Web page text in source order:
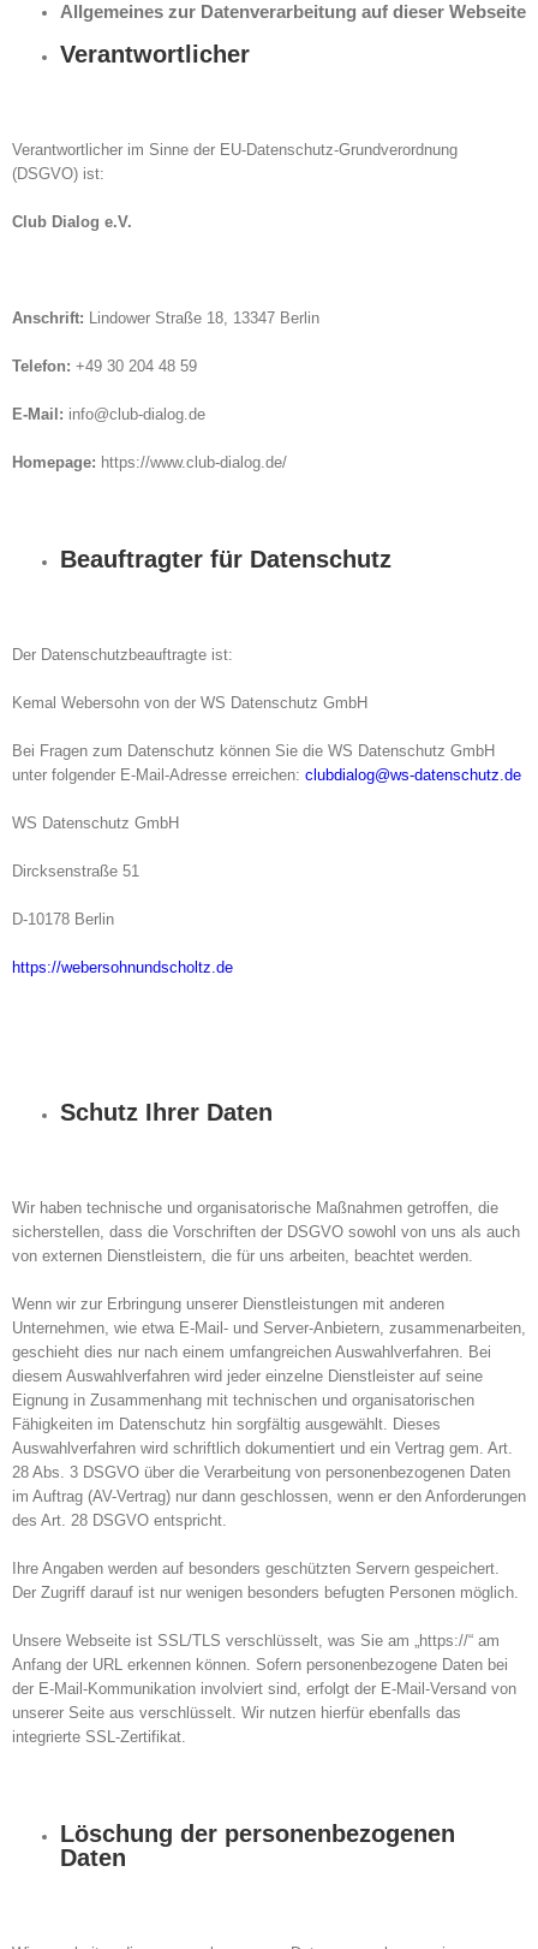
Allgemeines zur Datenverarbeitung auf dieser Webseite
Verantwortlicher
Verantwortlicher im Sinne der EU-Datenschutz-Grundverordnung
(DSGVO) ist:
Club Dialog e.V.
Anschrift: Lindower Straße 18, 13347 Berlin
Telefon: +49 30 204 48 59
E-Mail: info@club-dialog.de
Homepage: https://www.club-dialog.de/
Beauftragter für Datenschutz
Der Datenschutzbeauftragte ist:
Kemal Webersohn von der WS Datenschutz GmbH
Bei Fragen zum Datenschutz können Sie die WS Datenschutz GmbH
unter folgender E-Mail-Adresse erreichen: clubdialog@ws-datenschutz.de
WS Datenschutz GmbH
Dircksenstraße 51
D-10178 Berlin
https://webersohnundscholtz.de
Schutz Ihrer Daten
Wir haben technische und organisatorische Maßnahmen getroffen, die
sicherstellen, dass die Vorschriften der DSGVO sowohl von uns als auch
von externen Dienstleistern, die für uns arbeiten, beachtet werden.
Wenn wir zur Erbringung unserer Dienstleistungen mit anderen
Unternehmen, wie etwa E-Mail- und Server-Anbietern, zusammenarbeiten,
geschieht dies nur nach einem umfangreichen Auswahlverfahren. Bei
diesem Auswahlverfahren wird jeder einzelne Dienstleister auf seine
Eignung in Zusammenhang mit technischen und organisatorischen
Fähigkeiten im Datenschutz hin sorgfältig ausgewählt. Dieses
Auswahlverfahren wird schriftlich dokumentiert und ein Vertrag gem. Art.
28 Abs. 3 DSGVO über die Verarbeitung von personenbezogenen Daten
im Auftrag (AV-Vertrag) nur dann geschlossen, wenn er den Anforderungen
des Art. 28 DSGVO entspricht.
Ihre Angaben werden auf besonders geschützten Servern gespeichert.
Der Zugriff darauf ist nur wenigen besonders befugten Personen möglich.
Unsere Webseite ist SSL/TLS verschlüsselt, was Sie am „https://“ am
Anfang der URL erkennen können. Sofern personenbezogene Daten bei
der E-Mail-Kommunikation involviert sind, erfolgt der E-Mail-Versand von
unserer Seite aus verschlüsselt. Wir nutzen hierfür ebenfalls das
integrierte SSL-Zertifikat.
Löschung der personenbezogenen
Daten